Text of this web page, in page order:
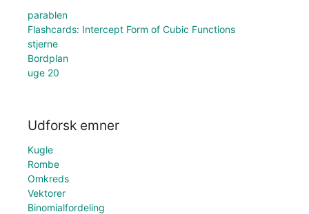
parablen
Flashcards: Intercept Form of Cubic Functions
stjerne
Bordplan
uge 20
Udforsk emner
Kugle
Rombe
Omkreds
Vektorer
Binomialfordeling